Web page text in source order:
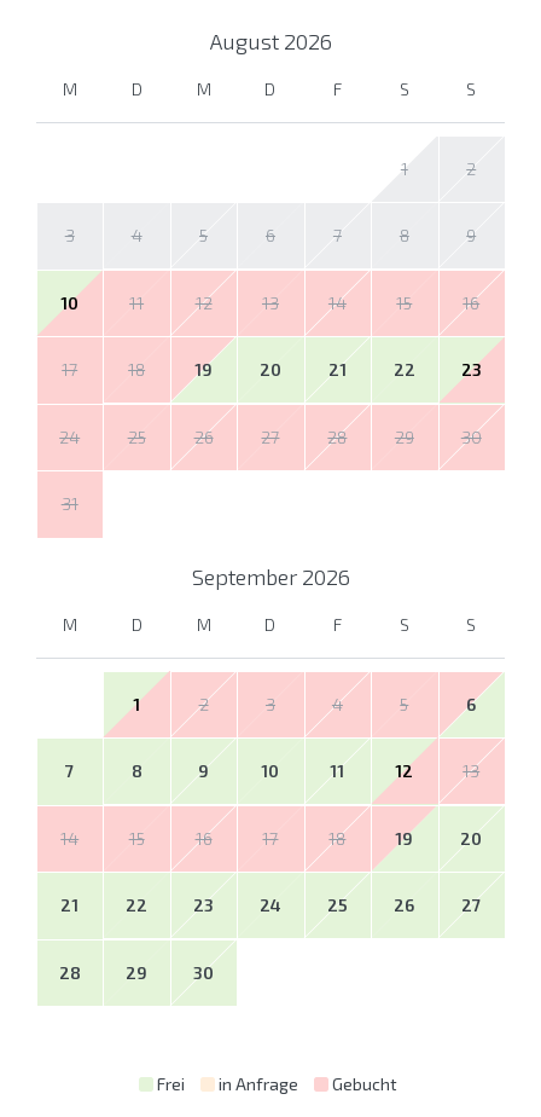
August 2026
M D M D F S S
1 2
3 4 5 6 7 8 9
10 11 12 13 14 15 16
17 18 19 20 21 22 23
24 25 26 27 28 29 30
31
September 2026
M D M D F S S
1 2 3 4 5 6
7 8 9 10 11 12 13
14 15 16 17 18 19 20
21 22 23 24 25 26 27
28 29 30
Frei in Anfrage Gebucht